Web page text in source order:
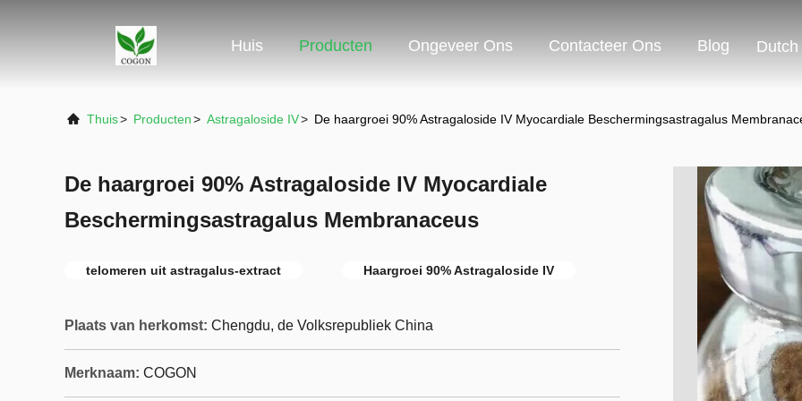
Huis Producten Ongeveer Ons Contacteer Ons Blog Dutch
Thuis> Producten> Astragaloside IV> De haargroei 90% Astragaloside IV Myocardiale Beschermingsastragalus
De haargroei 90% Astragaloside IV Myocardiale
Beschermingsastragalus Membranaceus
telomeren uit astragalus-extract Haargroei 90% Astragaloside IV
Plaats van herkomst: Chengdu, de Volksrepubliek China
Merknaam: COGON